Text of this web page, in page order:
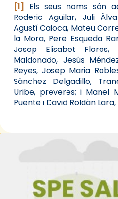
[1]
Els seus noms són
Roderic Aguilar, Juli
Agustí Caloca, Mateu
la Mora, Pere Esqueda
Josep Elisabet Flores,
Maldonado, Jesús
Reyes, Josep Maria
Sànchez Delgadillo,
Uribe, preveres; i Manel
Puente i David Roldàn Lara,